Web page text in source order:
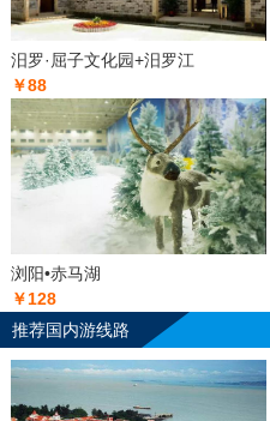
汨罗·屈子文化园+汨罗江
￥88
浏阳•赤马湖
￥128
推荐国内游线路